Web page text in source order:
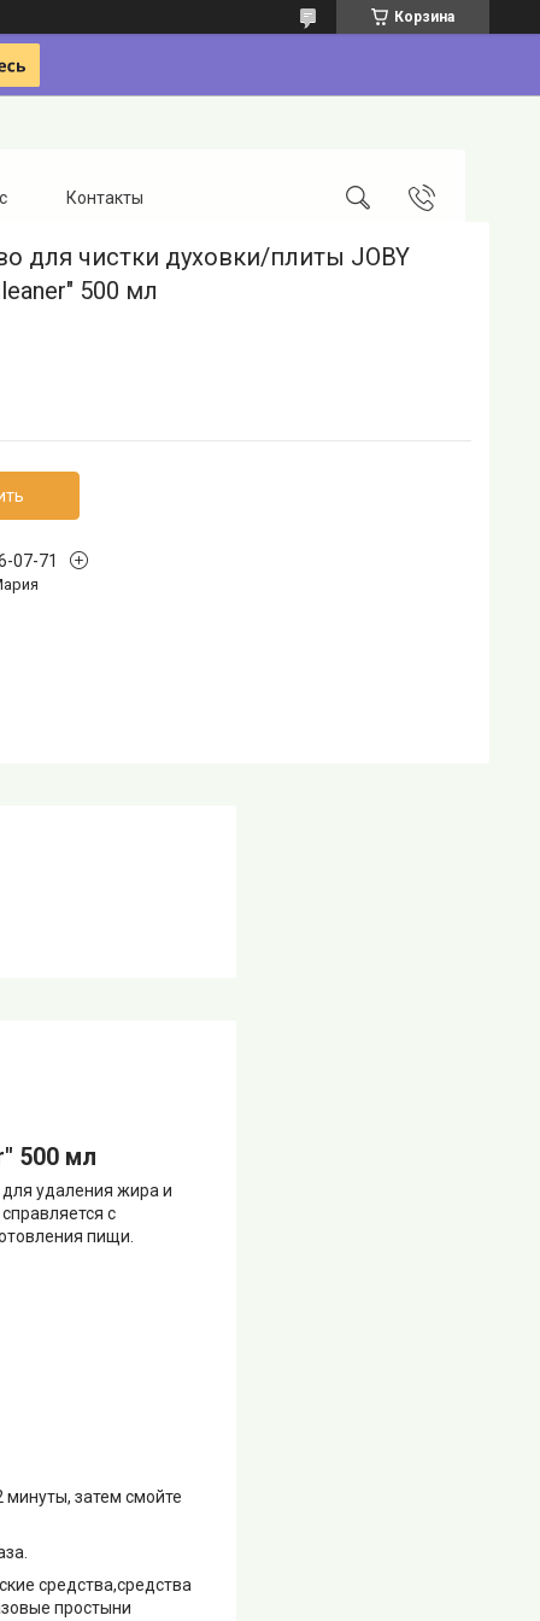
Корзина
Контакты
для чистки духовки/плиты JOBY
500 мл
07-71
500 мл
удаления жира и
с
пищи.
минуты, затем смойте
средства,средства
простыни